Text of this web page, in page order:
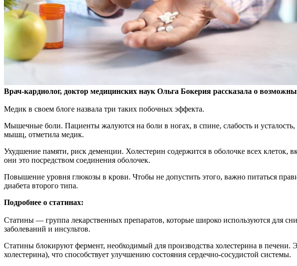
Врач-кардиолог, доктор медицинских наук Ольга Бокерия рассказала о
Медик в своем блоге назвала три таких побочных эффекта.
Мышечные боли. Пациенты жалуются на боли в ногах, в спине, слабость и
мышц, отметила медик.
Ухудшение памяти, риск деменции. Холестерин содержится в оболочке всех клеток,
они это посредством соединения оболочек.
Повышение уровня глюкозы в крови. Чтобы не допустить этого, важно питаться
диабета второго типа.
Подробнее о статинах:
Статины — группа лекарственных препаратов, которые широко используются для
заболеваний и инсультов.
Статины блокируют фермент, необходимый для производства холестерина в
холестерина), что способствует улучшению состояния сердечно-сосудистой системы.